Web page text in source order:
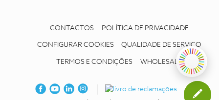
CONTACTOS POLÍTICA DE PRIVACIDADE
CONFIGURAR COOKIES QUALIDADE DE SERVIÇO
TERMOS E CONDIÇÕES WHOLESALE